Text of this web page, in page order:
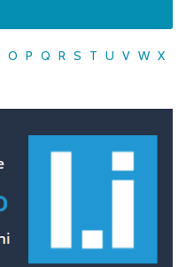
O P Q R S T U V W X